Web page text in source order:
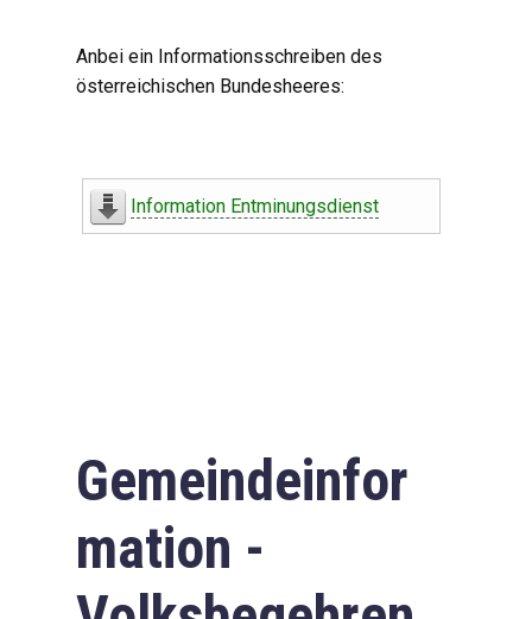
Anbei ein Informationsschreiben des
österreichischen Bundesheeres:
Information Entminungsdienst
Gemeindeinfor
mation -